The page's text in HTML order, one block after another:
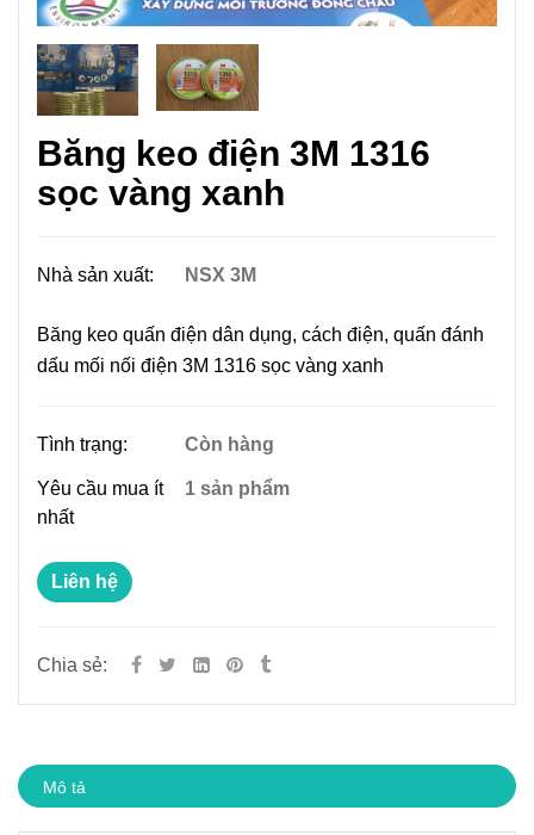
Băng keo điện 3M 1316
sọc vàng xanh
Nhà sản xuất: NSX 3M
Băng keo quấn điện dân dụng, cách điện, quấn đánh
dấu mối nối điện 3M 1316 sọc vàng xanh
Tình trạng: Còn hàng
Yêu cầu mua ít
nhất
1 sản phẩm
Liên hệ
Chia sẻ:
Mô tả